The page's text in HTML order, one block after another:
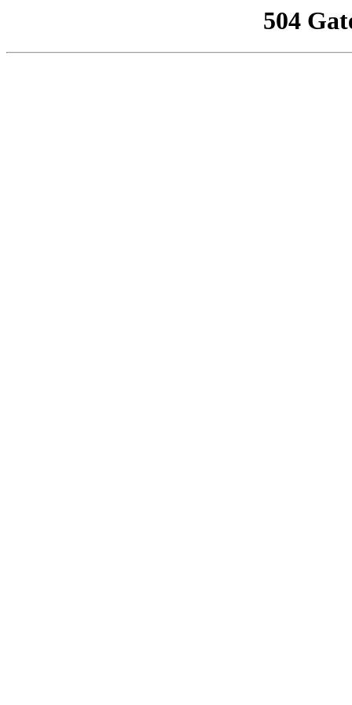
504